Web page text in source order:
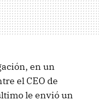
en un
el CEO de
le envió un